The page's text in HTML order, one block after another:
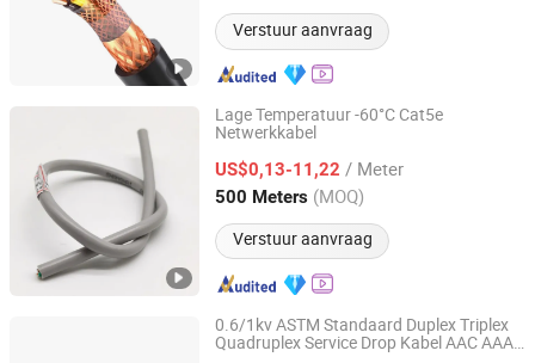
Verstuur aanvraag
Lage Temperatuur -60°C Cat5e
Netwerkkabel
US$0,13-11,22 / Meter
500 Meters (MOQ)
Verstuur aanvraag
Shanghai Aein Wire & Cable Co., Ltd.
Shanghai, China Sinds 2021
0.6/1kv ASTM Standaard Duplex Triplex
Quadruplex Service Drop Kabel AAC AAAC
Henan Jinshui Cable Group Co., Ltd.